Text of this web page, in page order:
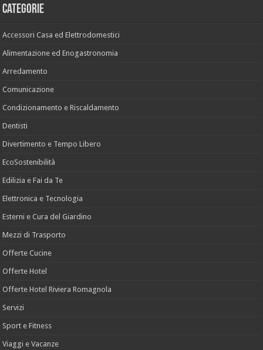
Categorie
Accessori Casa ed Elettrodomestici
Alimentazione ed Enogastronomia
Arredamento
Comunicazione
Condizionamento e Riscaldamento
Dentisti
Divertimento e Tempo Libero
EcoSostenibilità
Edilizia e Fai da Te
Elettronica e Tecnologia
Esterni e Cura del Giardino
Mezzi di Trasporto
Offerte Cucine
Offerte Hotel
Offerte Hotel Riviera Romagnola
Servizi
Sport e Fitness
Viaggi e Vacanze